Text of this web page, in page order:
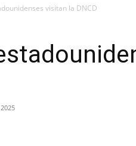
visitan la DNCD